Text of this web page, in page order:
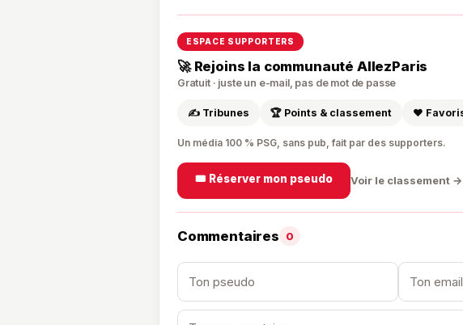
ESPACE SUPPORTERS
Gratuit · juste un e-mail, pas de mot de passe
✍️ Tribunes 🏆 Points & classement ❤️ Favoris
Un média 100 % PSG, sans pub, fait par des supporters.
🎟️ Réserver mon pseudo Voir le classement →
Commentaires